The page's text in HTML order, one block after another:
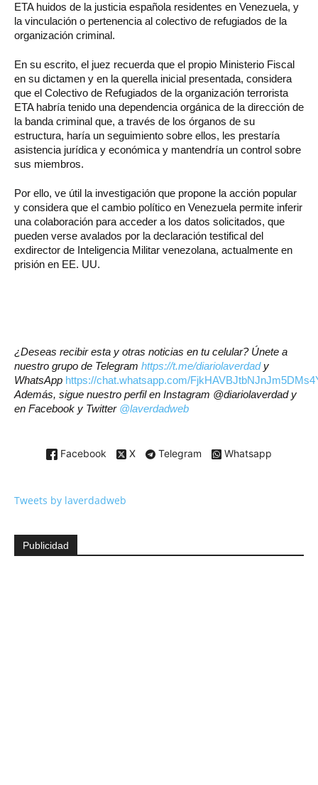
ETA huidos de la justicia española residentes en Venezuela, y
la vinculación o pertenencia al colectivo de refugiados de la
organización criminal.
En su escrito, el juez recuerda que el propio Ministerio Fiscal
en su dictamen y en la querella inicial presentada, considera
que el Colectivo de Refugiados de la organización terrorista
ETA habría tenido una dependencia orgánica de la dirección de
la banda criminal que, a través de los órganos de su
estructura, haría un seguimiento sobre ellos, les prestaría
asistencia jurídica y económica y mantendría un control sobre
sus miembros.
Por ello, ve útil la investigación que propone la acción popular
y considera que el cambio político en Venezuela permite inferir
una colaboración para acceder a los datos solicitados, que
pueden verse avalados por la declaración testifical del
exdirector de Inteligencia Militar venezolana, actualmente en
prisión en EE. UU.
¿Deseas recibir esta y otras noticias en tu celular? Únete a
nuestro grupo de Telegram https://t.me/diariolaverdady
WhatsApp https://chat.whatsapp.com/
Además, sigue nuestro perfil en Instagram @diariolaverdad y
en Facebook y Twitter @laverdadweb
Facebook X Telegram Whatsapp
Tweets by laverdadweb
Publicidad